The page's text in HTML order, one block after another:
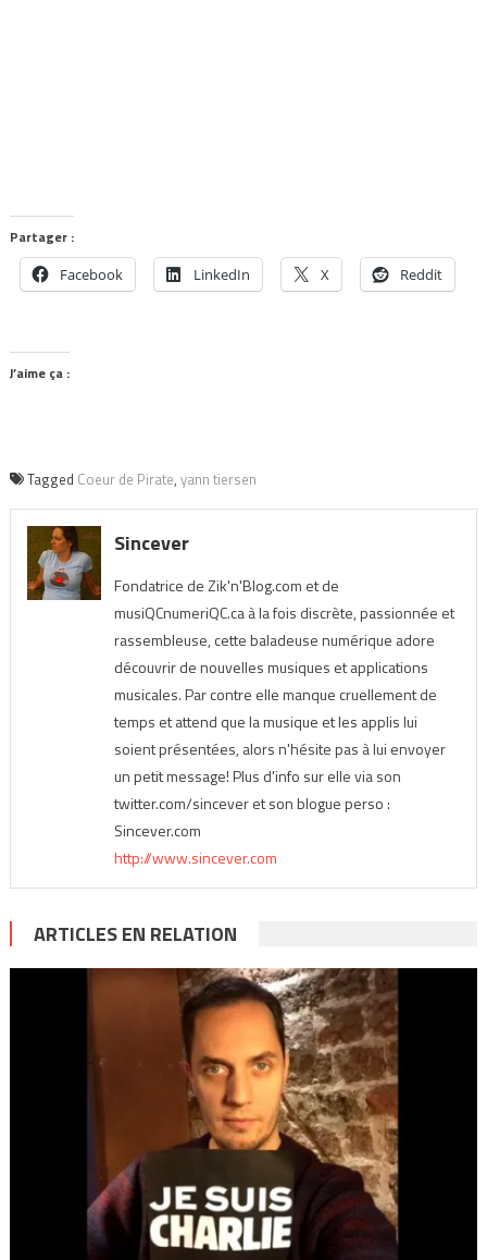
Partager :
Facebook LinkedIn X Reddit
J’aime ça :
Tagged Coeur de Pirate, yann tiersen
Sincever
Fondatrice de Zik'n'Blog.com et de
musiQCnumeriQC.ca à la fois discrète, passionnée et
rassembleuse, cette baladeuse numérique adore
découvrir de nouvelles musiques et applications
musicales. Par contre elle manque cruellement de
temps et attend que la musique et les applis lui
soient présentées, alors n'hésite pas à lui envoyer
un petit message! Plus d'info sur elle via son
twitter.com/sincever et son blogue perso :
Sincever.com
http://www.sincever.com
ARTICLES EN RELATION